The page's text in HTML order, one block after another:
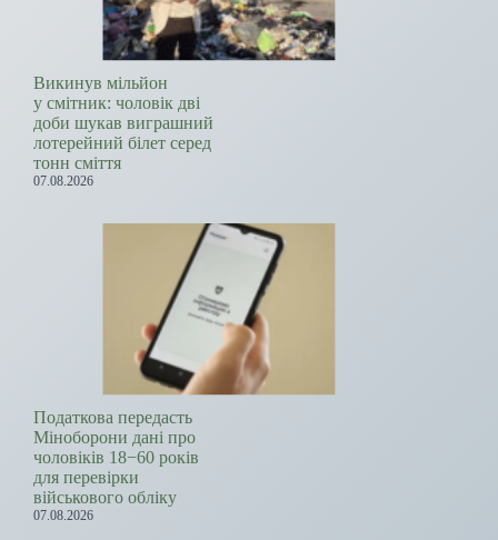
Викинув мільйон
у смітник: чоловік дві
доби шукав виграшний
лотерейний білет серед
тонн сміття
07.08.2026
Податкова передасть
Міноборони дані про
чоловіків 18−60 років
для перевірки
військового обліку
07.08.2026